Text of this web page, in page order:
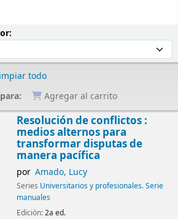
todo
Agregar al carrito
Resolución de conflictos :
medios alternos para
transformar disputas de
manera pacífica
por Amado, Lucy
Series Universitarios y profesionales. Serie
manuales
Edición:2a ed.